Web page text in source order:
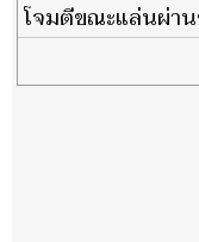
โจมตีขณะแล่นผ่า